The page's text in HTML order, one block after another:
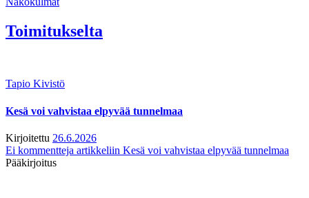
Toimitukselta
Tapio Kivistö
Kesä voi vahvistaa elpyvää tunnelmaa
Kirjoitettu 26.6.2026
Ei kommentteja artikkeliin Kesä voi vahvistaa elpyvää tunnelmaa
Pääkirjoitus